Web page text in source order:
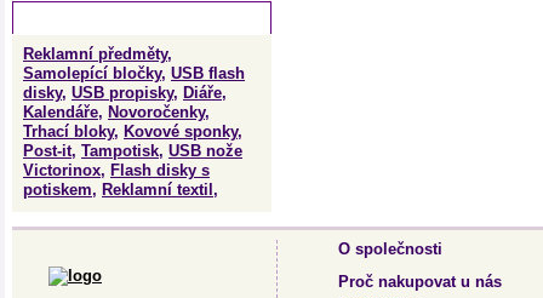
Reklamní předměty,
Samolepící bločky, USB flash
disky, USB propisky, Diáře,
Kalendáře, Novoročenky,
Trhací bloky, Kovové sponky,
Post-it, Tampotisk, USB nože
Victorinox, Flash disky s
potiskem, Reklamní textil,
O společnosti
Proč nakupovat u nás